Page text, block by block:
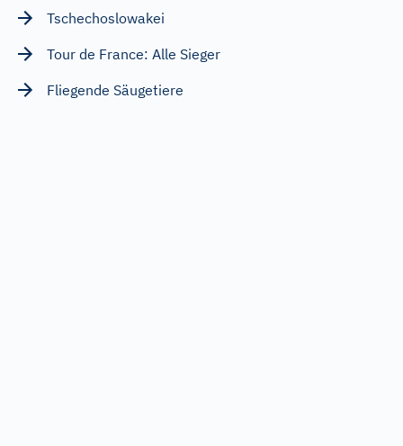
Tschechoslowakei
Tour de France: Alle Sieger
Fliegende Säugetiere